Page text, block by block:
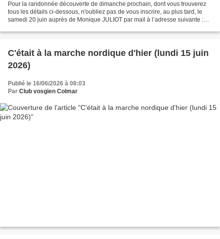
Pour la randonnée découverte de dimanche prochain, dont vous trouverez
tous les détails ci-dessous, n'oubliez pas de vous inscrire, au plus tard, le
samedi 20 juin auprès de Monique JULIOT par mail à l’adresse suivante :
C'était à la marche nordique d'hier (lundi 15 juin
2026)
Publié le 16/06/2026 à 08:03
Par Club vosgien Colmar